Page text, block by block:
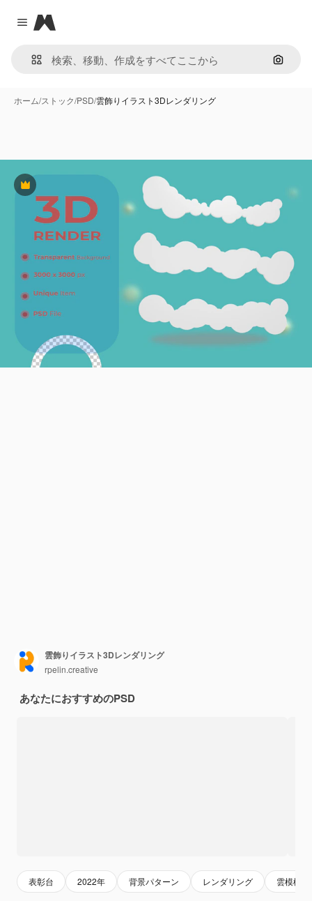
Close menu
Magnific
画像で
ホーム/ストック/PSD/雲飾りイラスト3Dレンダリング
Premium
雲飾りイラスト3Dレンダリング
rpelin.creative
あなたにおすすめのPSD
表彰台 2022年 背景パターン レンダリング 雲模様